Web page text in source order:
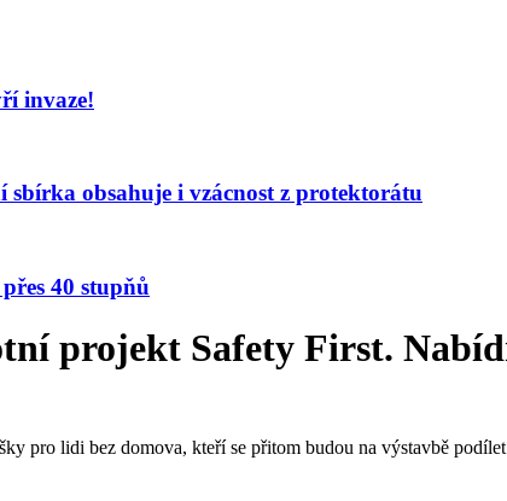
invaze!
obsahuje i vzácnost z protektorátu
40 stupňů
projekt Safety First.
pro lidi bez domova, kteří se přitom budou na výstavbě